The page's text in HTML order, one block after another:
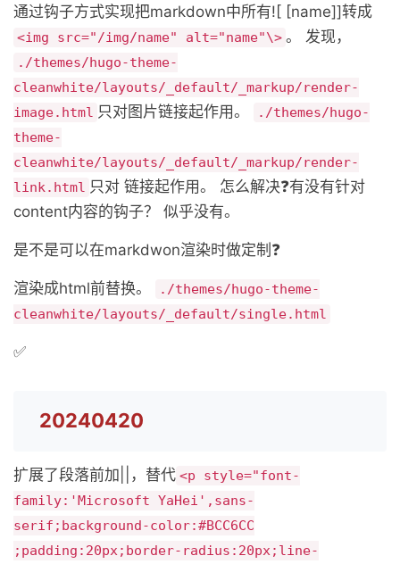
通过钩子方式实现把markdown中所有![ [name]]转成
<img src="/img/name" alt="name"\> 。 发现，
./themes/hugo-theme-
cleanwhite/layouts/_default/_markup/render-
image.html 只对图片链接起作用。
./themes/hugo-
theme-
cleanwhite/layouts/_default/_markup/render-
link.html 只对 链接起作用。 怎么解决❓有没有针对
content内容的钩子？ 似乎没有。
是不是可以在markdwon渲染时做定制❓
渲染成html前替换。
./themes/hugo-theme-
cleanwhite/layouts/_default/single.html
✅
20240420
扩展了段落前加||，替代 <p style="font-
family:'Microsoft YaHei',sans-
serif;background-color:#BCC6CC
;padding:20px;border-radius:20px;line-